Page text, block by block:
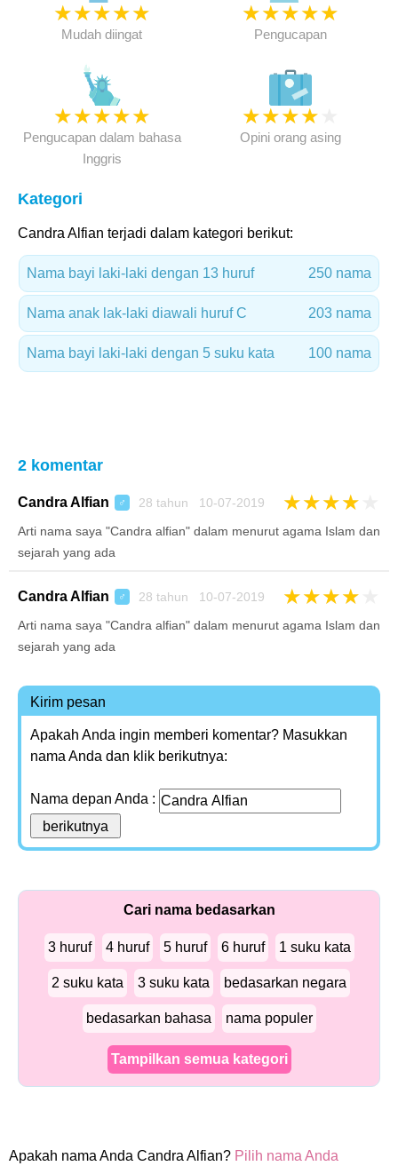
★★★★★
Mudah diingat
★★★★★
Pengucapan
★★★★★
Pengucapan dalam bahasa
Inggris
★★★★
Opini orang asing
Kategori
Candra Alfian terjadi dalam kategori berikut:
Nama bayi laki-laki dengan 13 huruf 250 nama
Nama anak lak-laki diawali huruf C 203 nama
Nama bayi laki-laki dengan 5 suku kata 100 nama
2 komentar
Candra Alfian ♂ 28 tahun 10-07-2019 ★★★★
Arti nama saya "Candra alfian" dalam menurut agama Islam dan
sejarah yang ada
Candra Alfian ♂ 28 tahun 10-07-2019 ★★★★
Arti nama saya "Candra alfian" dalam menurut agama Islam dan
sejarah yang ada
Kirim pesan
Apakah Anda ingin memberi komentar? Masukkan
nama Anda dan klik berikutnya:
Nama depan Anda :
Cari nama bedasarkan
3 huruf 4 huruf 5 huruf 6 huruf 1 suku kata
2 suku kata 3 suku kata bedasarkan negara
bedasarkan bahasa nama populer
Tampilkan semua kategori
Apakah nama Anda Candra Alfian? Pilih nama Anda